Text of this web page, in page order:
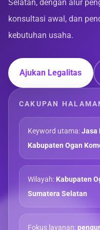
Selatan, dengan alur
konsultasi awal, dan
kebutuhan usaha.
Ajukan Legalitas
CAKUPAN
Keyword utama:Jasa
Kabupaten Ogan
Wilayah: Kabupaten
Sumatera Selatan
Fokus layanan: